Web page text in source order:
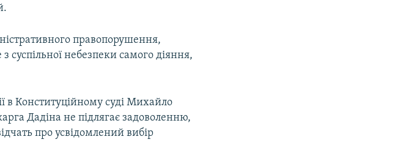
правопорушення,
суспільної небезпеки самого діяння,
в Конституційному суді Михайло
Дадіна не підлягає задоволенню,
про усвідомлений вибір